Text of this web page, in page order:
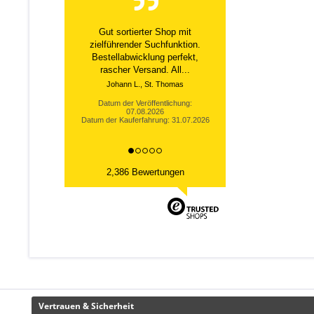
Gut sortierter Shop mit
zielführender Suchfunktion.
Bestellabwicklung perfekt,
rascher Versand. All...
Johann L., St. Thomas
Datum der Veröffentlichung:
07.08.2026
Datum der Kauferfahrung: 31.07.2026
2,386 Bewertungen
Vertrauen & Sicherheit